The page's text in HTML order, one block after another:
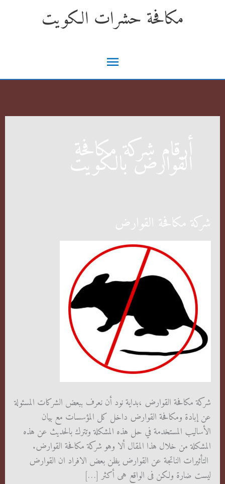
مكافحة حشرات الكويت
القائمة
الرئيسية
أرقام شركة مكافحة
القوارض بالكويت
شركة مكافحة القوارض
شركة مكافحة القوارض ،بداية نود أن نعرف ببعض الشركات المسئولة
عن إبادة ومكافحة القوارض داخل كل المؤسسات مع بيان
الأساليب المستخدمة في حل هذه المشكلة وتترك بالحديث عن هذه
المشكلة من خلال هذا المقال ألا وهو شركة مكافحة القوارض.
التأثيرات الناتجة عن القوارض يظن بعض الافراد ان القوارض
ليست ضارة ولكن فى الواقع هى أكثر […]